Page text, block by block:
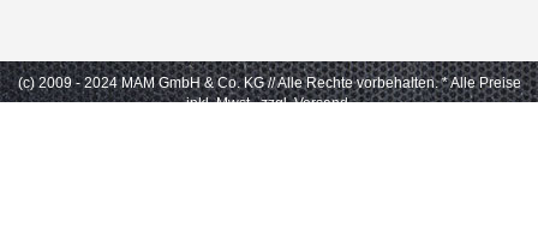
(c) 2009 - 2024 MAM GmbH & Co. KG // Alle Rechte vorbehalten. * Alle Preise
inkl. Mwst., zzgl. Versand.